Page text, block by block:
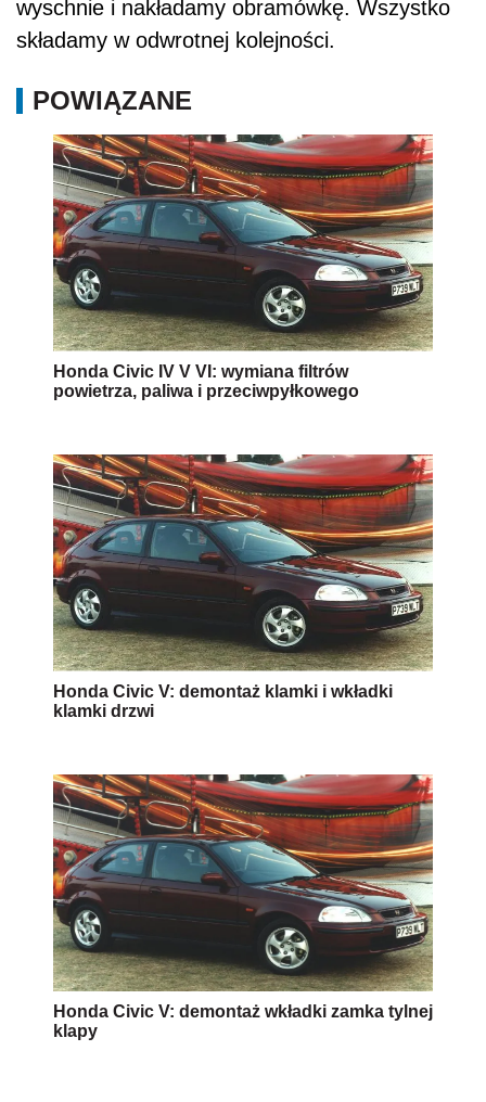
wyschnie i nakładamy obramówkę. Wszystko
składamy w odwrotnej kolejności.
POWIĄZANE
Honda Civic IV V VI: wymiana filtrów
powietrza, paliwa i przeciwpyłkowego
Honda Civic V: demontaż klamki i wkładki
klamki drzwi
Honda Civic V: demontaż wkładki zamka tylnej
klapy